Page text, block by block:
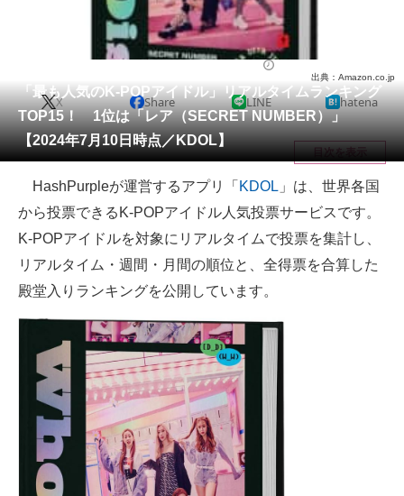
教育・育児
リサーチ
会員記事
メディア
注目記事を集めた総合ページ
ITの今と未来を見通す
スマホと通信の最新トレンド
進化するPCとデバイスの未来
好きが集まる 比べて選べる
ビジネスと働き方のヒント
AI活用のいまが分かる
企業ITのトレンドを詳説
経営リーダーのコミュニティ
「最も人気のK-POPアイドル」リアルタイムランキング
TOP15！ 1位は「レア（SECRET NUMBER）」
【2024年7月10日時点／KDOL】
出典：Amazon.co.jp
X Share LINE hatena
目次を表示
HashPurpleが運営するアプリ「 KDOL 」は、世界各国
から投票できるK-POPアイドル人気投票サービスです。
K-POPアイドルを対象にリアルタイムで投票を集計し、
リアルタイム・週間・月間の順位と、全得票を合算した
殿堂入りランキングを公開しています。